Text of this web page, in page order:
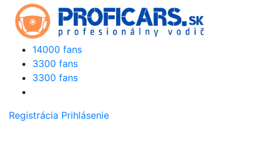
14000 fans
3300 fans
3300 fans
Registrácia Prihlásenie